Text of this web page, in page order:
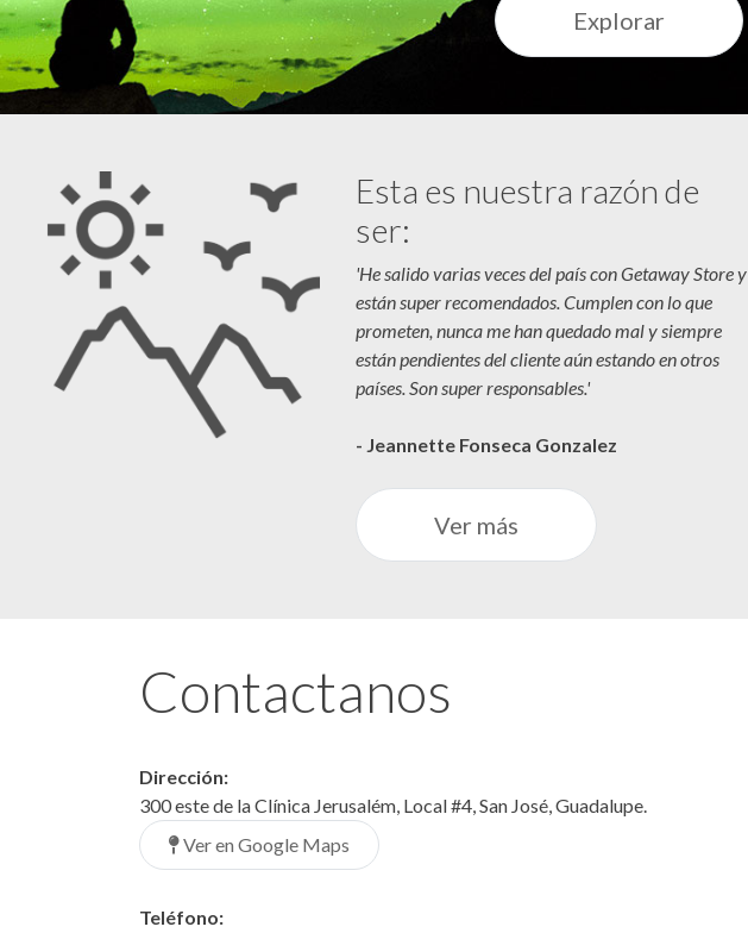
Explorar
Esta es nuestra razón de
ser:
'He salido varias veces del país con Getaway Store y
están super recomendados. Cumplen con lo que
prometen, nunca me han quedado mal y siempre
están pendientes del cliente aún estando en otros
países. Son super responsables.'
- Jeannette Fonseca Gonzalez
Ver más
Contactanos
Dirección:
300 este de la Clínica Jerusalém, Local #4, San José, Guadalupe.
Ver en Google Maps
Teléfono: